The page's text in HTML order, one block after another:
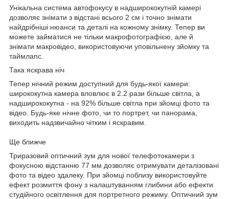
Унікальна система автофокусу в надширококутній камері
дозволяє знімати з відстані всього 2 см і точно знімати
найдрібніші нюанси та деталі на кожному знімку. Тепер ви
можете займатися не тільки макрофотографією, але й
знімати макровідео, використовуючи уповільнену зйомку та
таймлапс.
Така яскрава ніч
Тепер нічний режим доступний для будь-якої камери:
ширококутна камера вловлює в 2.2 рази більше світла, а
надширококутна - на 92% більше світла при зйомці фото та
відео. Будь-яке нічне фото, чи то портрет, чи панорама,
виходить надзвичайно чітким і яскравим.
Ще ближче
Триразовий оптичний зум для нової телефотокамери з
фокусною відстанню 77 мм дозволяє отримувати деталізовані
фото та відео здалеку. При зйомці поблизу використовуйте
ефект розмиття фону з налаштуванням глибини або ефекти
студійного освітлення для портретного режиму. Оптичний зум